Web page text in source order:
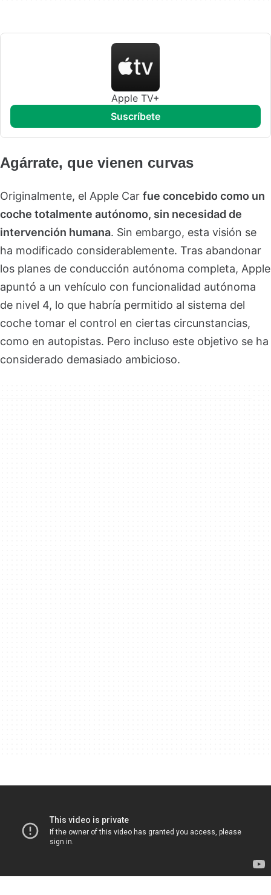
Apple TV+
suscríbete
Agárrate, que vienen curvas
Originalmente, el Apple Car fue concebido como un
coche totalmente autónomo, sin necesidad de
intervención humana. Sin embargo, esta visión se
ha modificado considerablemente. Tras abandonar
los planes de conducción autónoma completa, Apple
apuntó a un vehículo con funcionalidad autónoma
de nivel 4, lo que habría permitido al sistema del
coche tomar el control en ciertas circunstancias,
como en autopistas. Pero incluso este objetivo se ha
considerado demasiado ambicioso.